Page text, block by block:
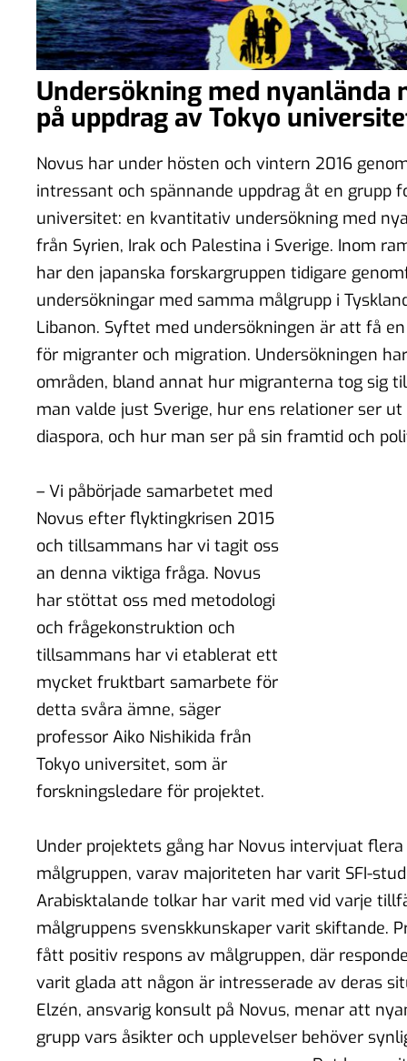
Undersökning med nyanlända
på uppdrag av Tokyo
Novus har under hösten och vintern 2016
intressant och spännande uppdrag åt en grupp
universitet: en kvantitativ undersökning med
från Syrien, Irak och Palestina i Sverige. Inom
har den japanska forskargruppen tidigare
undersökningar med samma målgrupp i
Libanon. Syftet med undersökningen är att få
för migranter och migration. Undersökningen
områden, bland annat hur migranterna tog sig
man valde just Sverige, hur ens relationer ser
diaspora, och hur man ser på sin framtid och
– Vi påbörjade samarbetet med
Novus efter flyktingkrisen 2015
och tillsammans har vi tagit oss
an denna viktiga fråga. Novus
har stöttat oss med metodologi
och frågekonstruktion och
tillsammans har vi etablerat ett
mycket fruktbart samarbete för
detta svåra ämne, säger
professor Aiko Nishikida från
Tokyo universitet, som är
forskningsledare för projektet.
Under projektets gång har Novus intervjuat
målgruppen, varav majoriteten har varit SFI-
Arabisktalande tolkar har varit med vid varje
målgruppens svenskkunskaper varit skiftande.
fått positiv respons av målgruppen, där
varit glada att någon är intresserade av deras
Elzén, ansvarig konsult på Novus, menar att
grupp vars åsikter och upplevelser behöver